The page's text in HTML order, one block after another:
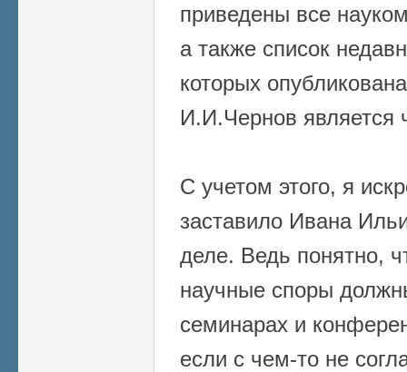
приведены все
а также список
которых
И.И.Чернов является
С учетом этого, я
заставило Ивана
деле. Ведь понятно,
научные споры
семинарах и
если с чем-то не